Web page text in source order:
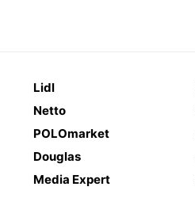
Lidl
Netto
POLOmarket
Douglas
Media Expert